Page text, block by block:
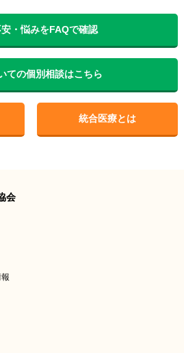
・悩みをFAQで確認
ての個別相談はこちら
統合医療とは
会